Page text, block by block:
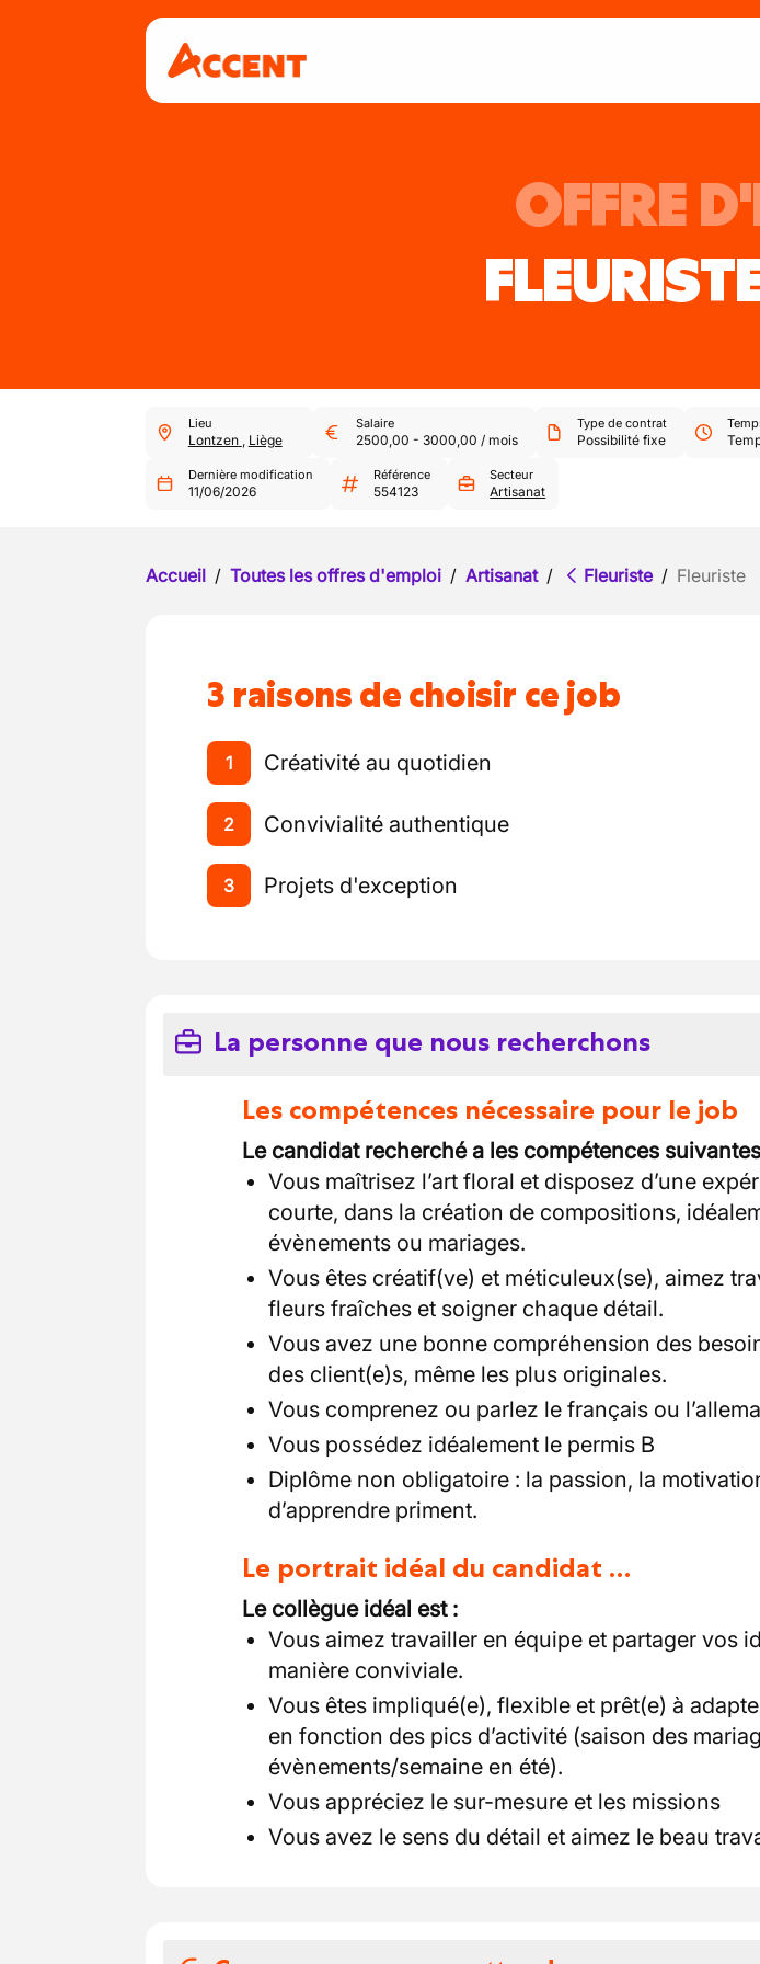
OFFRE
Lieu
Lontzen , Liège
Salaire
2500,00 - 3000,00 / mois
Type de contrat
Possibilité fixe
Dernière modification
11/06/2026
Référence
554123
Secteur
Artisanat
Accueil / Toutes les offres d'emploi / Artisanat / Fleuriste / Fleuriste
3 raisons de choisir ce job
1 Créativité au quotidien
2 Convivialité authentique
3 Projets d'exception
La personne que nous recherchons
Les compétences nécessaire pour le job
Le candidat recherché a les compétences
Vous maîtrisez l’art floral et disposez d’une
courte, dans la création de compositions,
évènements ou mariages.
Vous êtes créatif(ve) et méticuleux(se), aimez
fleurs fraîches et soigner chaque détail.
Vous avez une bonne compréhension des
des client(e)s, même les plus originales.
Vous comprenez ou parlez le français ou
Vous possédez idéalement le permis B
Diplôme non obligatoire : la passion, la
d’apprendre priment.
Le portrait idéal du candidat …
Le collègue idéal est :
Vous aimez travailler en équipe et partager vos
manière conviviale.
Vous êtes impliqué(e), flexible et prêt(e) à
en fonction des pics d’activité (saison des
évènements/semaine en été).
Vous appréciez le sur-mesure et les missions
Vous avez le sens du détail et aimez le beau